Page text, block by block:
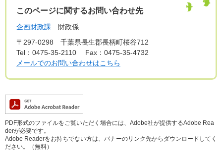
このページに関するお問い合わせ先
企画財政課
財政係
〒297-0298
千葉県長生郡長柄町桜谷712
Tel：0475-35-2110
Fax：0475-35-4732
メールでのお問い合わせはこちら
PDF形式のファイルをご覧いただく場合には、Adobe社が提供するAdobe Rea
derが必要です。
Adobe Readerをお持ちでない方は、バナーのリンク先からダウンロードしてく
ださい。（無料）